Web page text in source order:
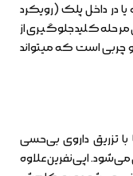
در داخل پلک (رویکرد
کلید جلوگیری از
و چربی است که میتواند
تزریق داروی بی‌حسی
می‌شود. اپی‌نفرین علاوه